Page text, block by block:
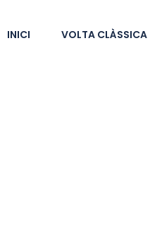
INICI VOLTA CLÀSSICA